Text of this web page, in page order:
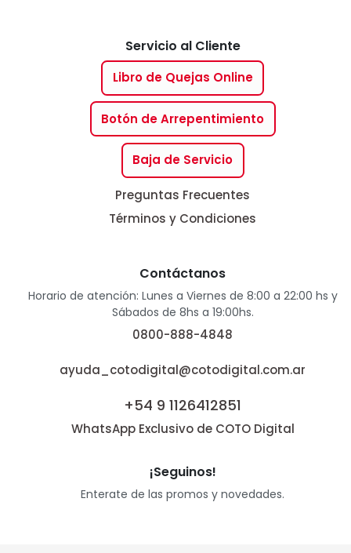
Servicio al Cliente
Libro de Quejas Online
Botón de Arrepentimiento
Baja de Servicio
Preguntas Frecuentes
Términos y Condiciones
Contáctanos
Horario de atención: Lunes a Viernes de 8:00 a 22:00 hs y
Sábados de 8hs a 19:00hs.
0800-888-4848
ayuda_cotodigital@cotodigital.com.ar
+54 9 1126412851
WhatsApp Exclusivo de COTO Digital
¡Seguinos!
Enterate de las promos y novedades.